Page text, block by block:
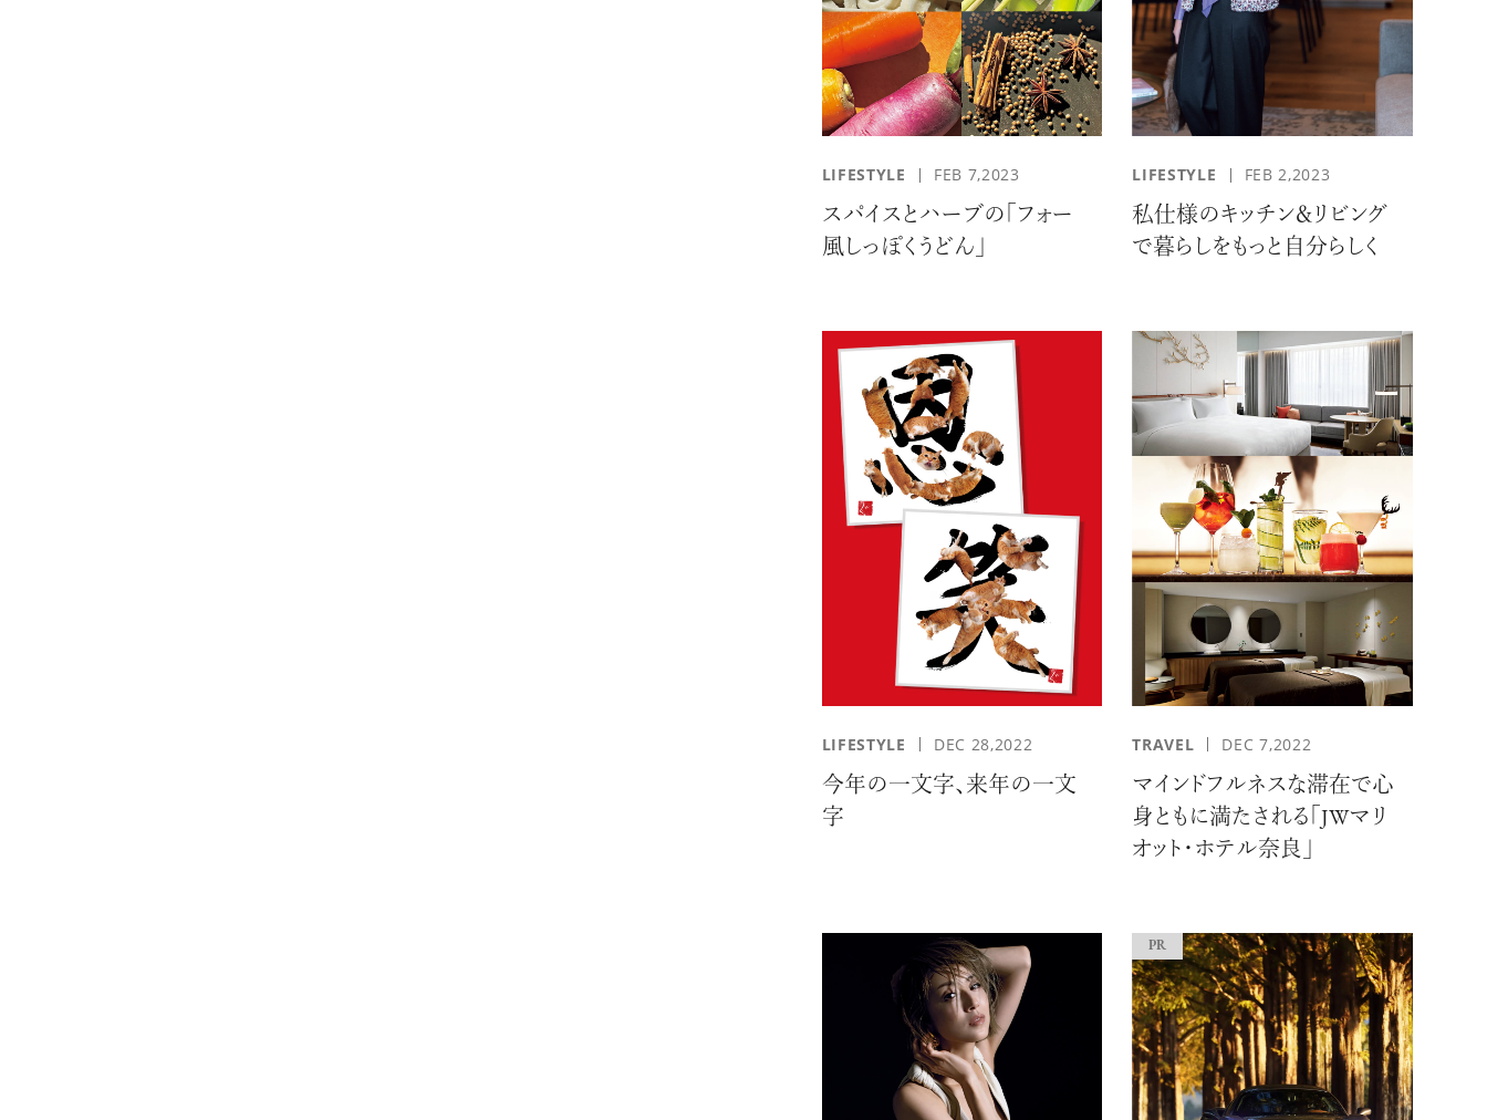
LIFESTYLE FEB 7,2023
スパイスとハーブの「フォー
風しっぽくうどん」
LIFESTYLE FEB 2,2023
私仕様のキッチン＆リビング
で暮らしをもっと自分らしく
LIFESTYLE DEC 28,2022
今年の一文字、来年の一文
字
TRAVEL DEC 7,2022
マインドフルネスな滞在で心
身ともに満たされる「JWマリ
オット・ホテル奈良」